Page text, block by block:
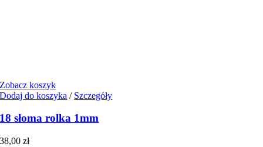
Zobacz koszyk
Dodaj do koszyka / Szczegóły
18 słoma rolka 1mm
38,00zł